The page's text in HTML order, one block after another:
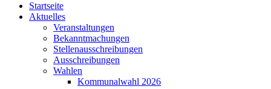
Startseite
Aktuelles
Veranstaltungen
Bekanntmachungen
Stellenausschreibungen
Ausschreibungen
Wahlen
Kommunalwahl 2026